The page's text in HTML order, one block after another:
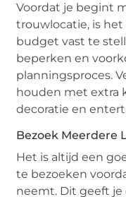
Voordat je begint
trouwlocatie, is
budget vast te
beperken en
planningsproces.
houden met extra
decoratie en
Bezoek Meerdere
Het is altijd een
te bezoeken
neemt. Dit geeft je